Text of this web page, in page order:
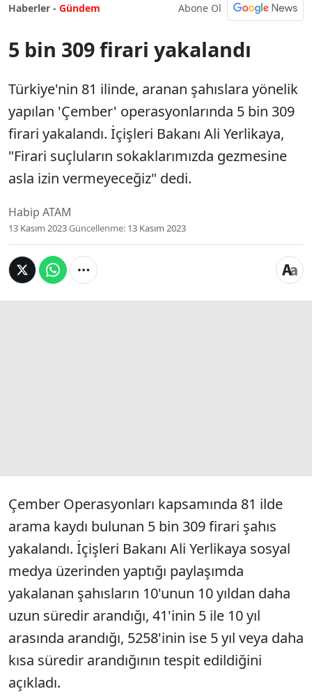
Haberler - Gündem Abone Ol
5 bin 309 firari yakalandı
Türkiye'nin 81 ilinde, aranan şahıslara yönelik
yapılan 'Çember' operasyonlarında 5 bin 309
firari yakalandı. İçişleri Bakanı Ali Yerlikaya,
"Firari suçluların sokaklarımızda gezmesine
asla izin vermeyeceğiz" dedi.
Habip ATAM
13 Kasım 2023Güncellenme: 13 Kasım 2023
Çember Operasyonları kapsamında 81 ilde
arama kaydı bulunan 5 bin 309 firari şahıs
yakalandı. İçişleri Bakanı Ali Yerlikaya sosyal
medya üzerinden yaptığı paylaşımda
yakalanan şahısların 10'unun 10 yıldan daha
uzun süredir arandığı, 41'inin 5 ile 10 yıl
arasında arandığı, 5258'inin ise 5 yıl veya daha
kısa süredir arandığının tespit edildiğini
açıkladı.